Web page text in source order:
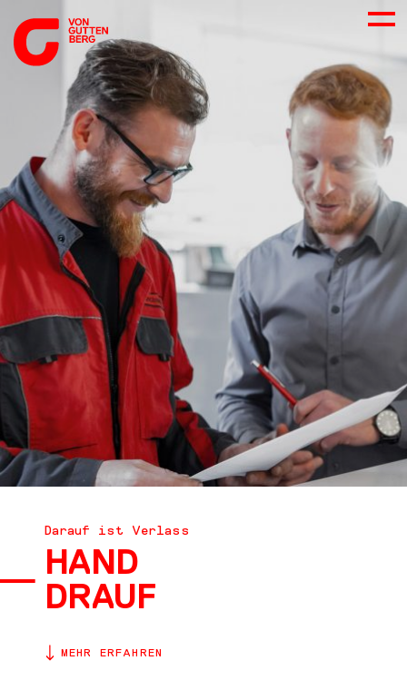
ÜBER UNS
NEUES
LEISTUNGEN
BERATUNG
KARRIERE
DOWNLOADS
KONTAKT
Darauf ist Verlass
HAND
DRAUF
MEHR ERFAHREN